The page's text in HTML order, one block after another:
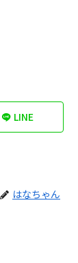
LINE
はなちゃん